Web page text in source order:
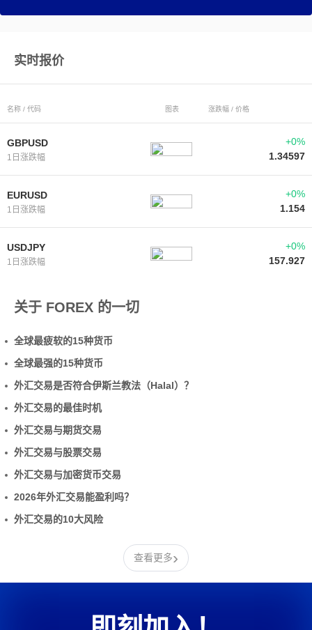
实时报价
名称 / 代码 图表 涨跌幅 / 价格
GBPUSD
1日涨跌幅
+0%
1.34597
EURUSD
1日涨跌幅
+0%
1.154
USDJPY
1日涨跌幅
+0%
157.927
关于 FOREX 的一切
全球最疲软的15种货币
全球最强的15种货币
外汇交易是否符合伊斯兰教法（Halal）？
外汇交易的最佳时机
外汇交易与期货交易
外汇交易与股票交易
外汇交易与加密货币交易
2026年外汇交易能盈利吗？
外汇交易的10大风险
查看更多›